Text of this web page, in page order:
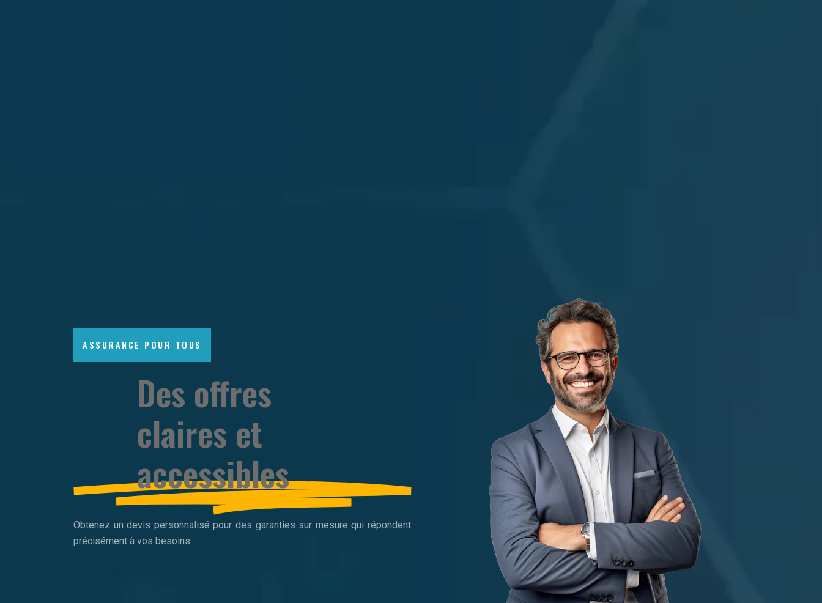
ASSURANCE POUR TOUS
Des offres
claires et
accessibles
Obtenez un devis personnalisé pour des garanties sur mesure qui répondent
précisément à vos besoins.